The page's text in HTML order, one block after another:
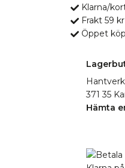
Klarna/
Frakt 59 kr
Öppet
371 35
Hämta